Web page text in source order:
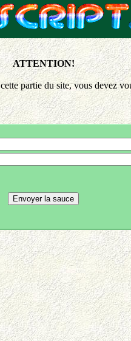
ATTENTION!
partie du site, vous devez